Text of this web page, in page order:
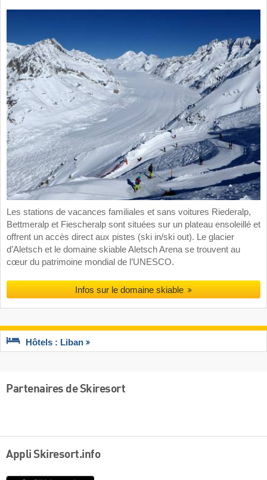
Les stations de vacances familiales et sans voitures Riederalp,
Bettmeralp et Fiescheralp sont situées sur un plateau ensoleillé et
offrent un accès direct aux pistes (ski in/ski out). Le glacier
d’Aletsch et le domaine skiable Aletsch Arena se trouvent au
cœur du patrimoine mondial de l’UNESCO.
Infos sur le domaine skiable
Hôtels : Liban
Partenaires de Skiresort
Appli Skiresort.info